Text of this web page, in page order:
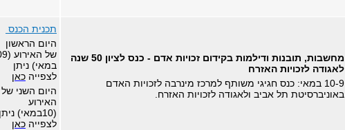
מחשבות, תובנות ודילמות בקידום זכויות אדם - כנס לציון 50 שנה
לאגודה לזכויות האזרח
10-9 במאי:
כנס חגיגי משותף למרכז מינרבה לזכויות האדם
באוניברסיטת תל אביב ולאגודה לזכויות האזרח.
תכנית הכנס
היום הראשון
של
במאי) ניתן
לצפייה כאן
היום השני של
האירוע
(10במאי)
לצפייה כאן